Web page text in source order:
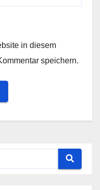
in diesem
speichern.